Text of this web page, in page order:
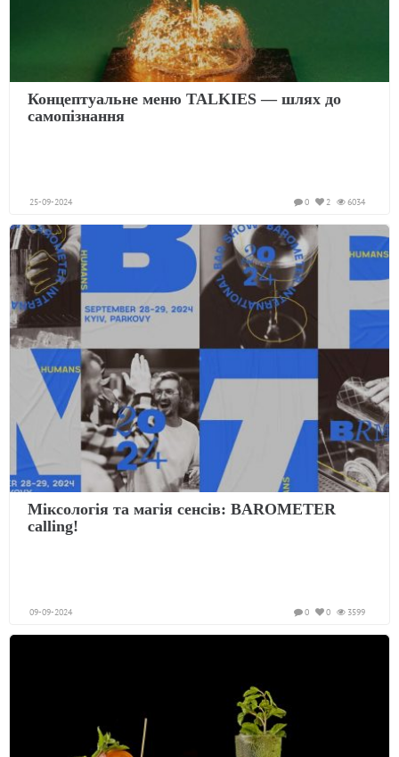
Концептуальне меню TALKIES — шлях до
самопізнання
25-09-2024 6034
2
0
Міксологія та магія сенсів: BAROMETER
calling!
09-09-2024 3599
0
0